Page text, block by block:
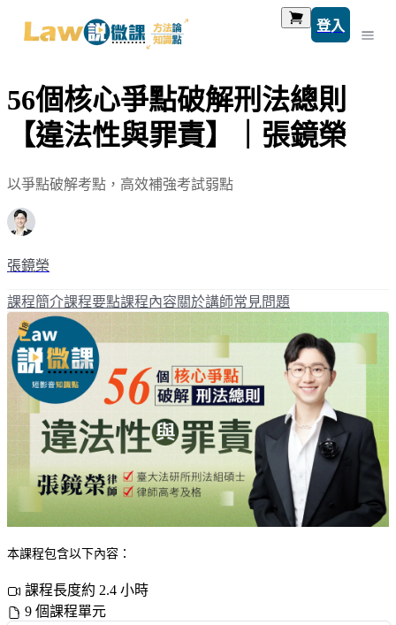
登入
56個核心爭點破解刑法總則
【違法性與罪責】｜張鏡榮
以爭點破解考點，高效補強考試弱點
張鏡榮
課程簡介課程要點課程內容關於講師常見問題
本課程包含以下內容：
課程長度約 2.4 小時
9 個課程單元